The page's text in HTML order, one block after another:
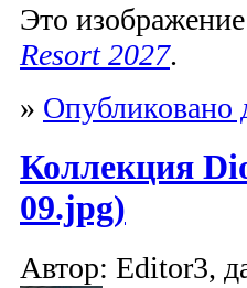
Это
Resort 2027.
» Опубликовано
Коллекция
09.jpg)
Автор: Editor3,